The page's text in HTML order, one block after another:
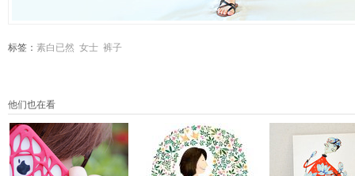
标签： 素白已然 女士 裤子
他们也在看